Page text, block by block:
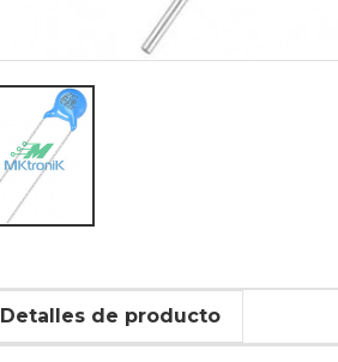
Detalles de producto